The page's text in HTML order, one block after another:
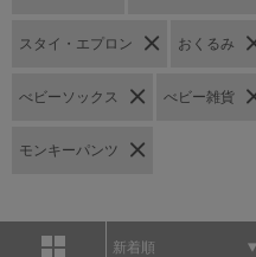
スタイ・エプロン おくるみ
べビーソックス べビー雑貨
モンキーパンツ
新着順